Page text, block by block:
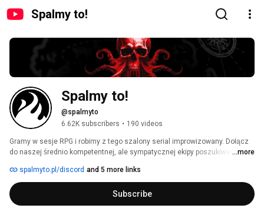
Spalmy to!
Spalmy to!
@spalmyto
6.62K subscribers • 190 videos
Gramy w sesje RPG i robimy z tego szalony serial improwizowany. Dołącz
do naszej średnio kompetentnej, ale sympatycznej ekipy poszukiwaczy
lubisz patrzeć na nasze twarze, to mamy też wersję podcastową:
www.spalmyto.pl/podcast
...more
spalmyto.pl/discord and 5 more links
Subscribe